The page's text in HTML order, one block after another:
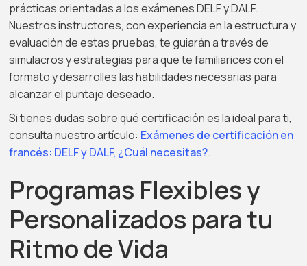
prácticas orientadas a los exámenes DELF y DALF.
Nuestros instructores, con experiencia en la estructura y
evaluación de estas pruebas, te guiarán a través de
simulacros y estrategias para que te familiarices con el
formato y desarrolles las habilidades necesarias para
alcanzar el puntaje deseado.
Si tienes dudas sobre qué certificación es la ideal para ti,
consulta nuestro artículo: Exámenes de certificación en
francés: DELF y DALF, ¿Cuál necesitas?.
Programas Flexibles y
Personalizados para tu
Ritmo de Vida